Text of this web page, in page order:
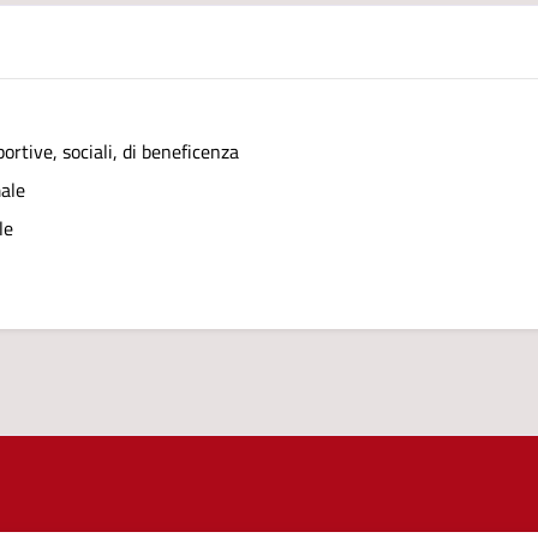
sociali, di beneficenza